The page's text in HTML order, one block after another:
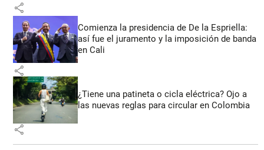
share
Comienza la presidencia de De la Espriella:
así fue el juramento y la imposición de banda
en Cali
share
¿Tiene una patineta o cicla eléctrica? Ojo a
las nuevas reglas para circular en Colombia
share